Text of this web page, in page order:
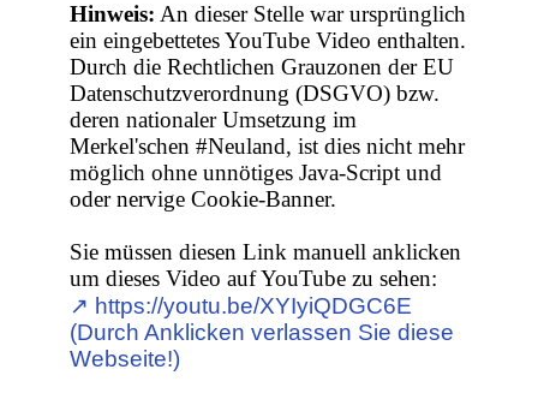
Hinweis: An dieser Stelle war ursprünglich
ein eingebettetes YouTube Video enthalten.
Durch die Rechtlichen Grauzonen der EU
Datenschutzverordnung (DSGVO) bzw.
deren nationaler Umsetzung im
Merkel'schen #Neuland, ist dies nicht mehr
möglich ohne unnötiges Java-Script und
oder nervige Cookie-Banner.
Sie müssen diesen Link manuell anklicken
um dieses Video auf YouTube zu sehen:
↗︎ https://youtu.be/XYIyiQDGC6E
(Durch Anklicken verlassen Sie diese
Webseite!)